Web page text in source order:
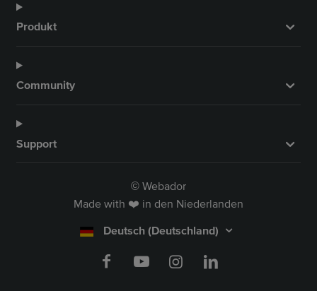
Produkt
Community
Support
© Webador
Made with ❤️ in den Niederlanden
Deutsch (Deutschland)